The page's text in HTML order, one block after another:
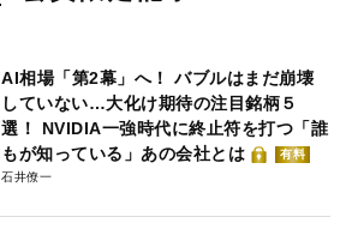
AI相場「第2幕」へ！ バブルはまだ崩壊
していない…大化け期待の注目銘柄５
選！ NVIDIA一強時代に終止符を打つ「誰
もが知っている」あの会社とは
有料
石井僚一